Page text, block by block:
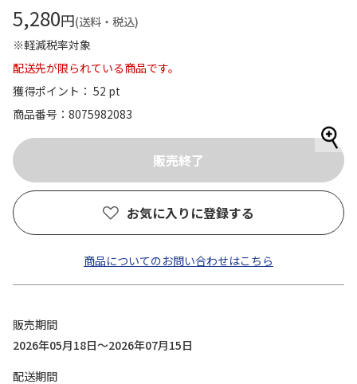
5,280円(送料・税込)
※軽減税率対象
配送先が限られている商品です。
獲得ポイント： 52 pt
商品番号
8075982083
お気に入りに登録する
商品についてのお問い合わせはこちら
販売期間
2026年05月18日～2026年07月15日
配送期間